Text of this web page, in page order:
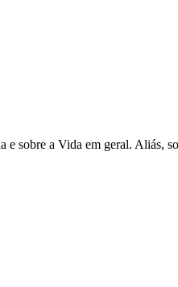
sobre a Vida em geral. Aliás,